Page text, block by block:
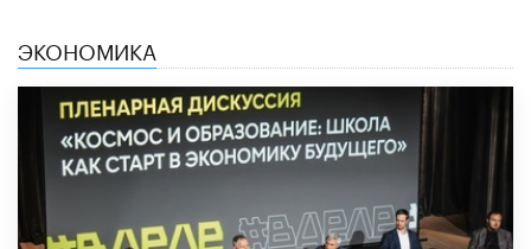
ЭКОНОМИКА